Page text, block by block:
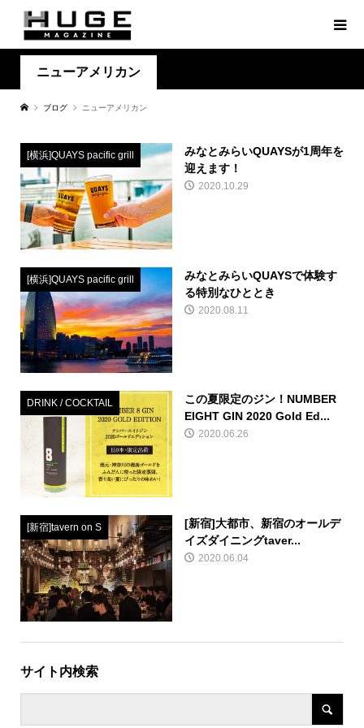
ニューアメリカン
ブログ ニューアメリカン
[横浜]QUAYS pacific grill
みなとみらいQUAYSが1周年を
迎えます！
2020.10.29
[横浜]QUAYS pacific grill
みなとみらいQUAYSで体験す
る特別なひととき
2020.08.11
DRINK / COCKTAIL
この夏限定のジン！NUMBER
EIGHT GIN 2020 Gold Ed...
2020.06.26
[新宿]tavern on S
[新宿]大都市、新宿のオールデ
イズダイニングtaver...
2020.06.04
サイト内検索